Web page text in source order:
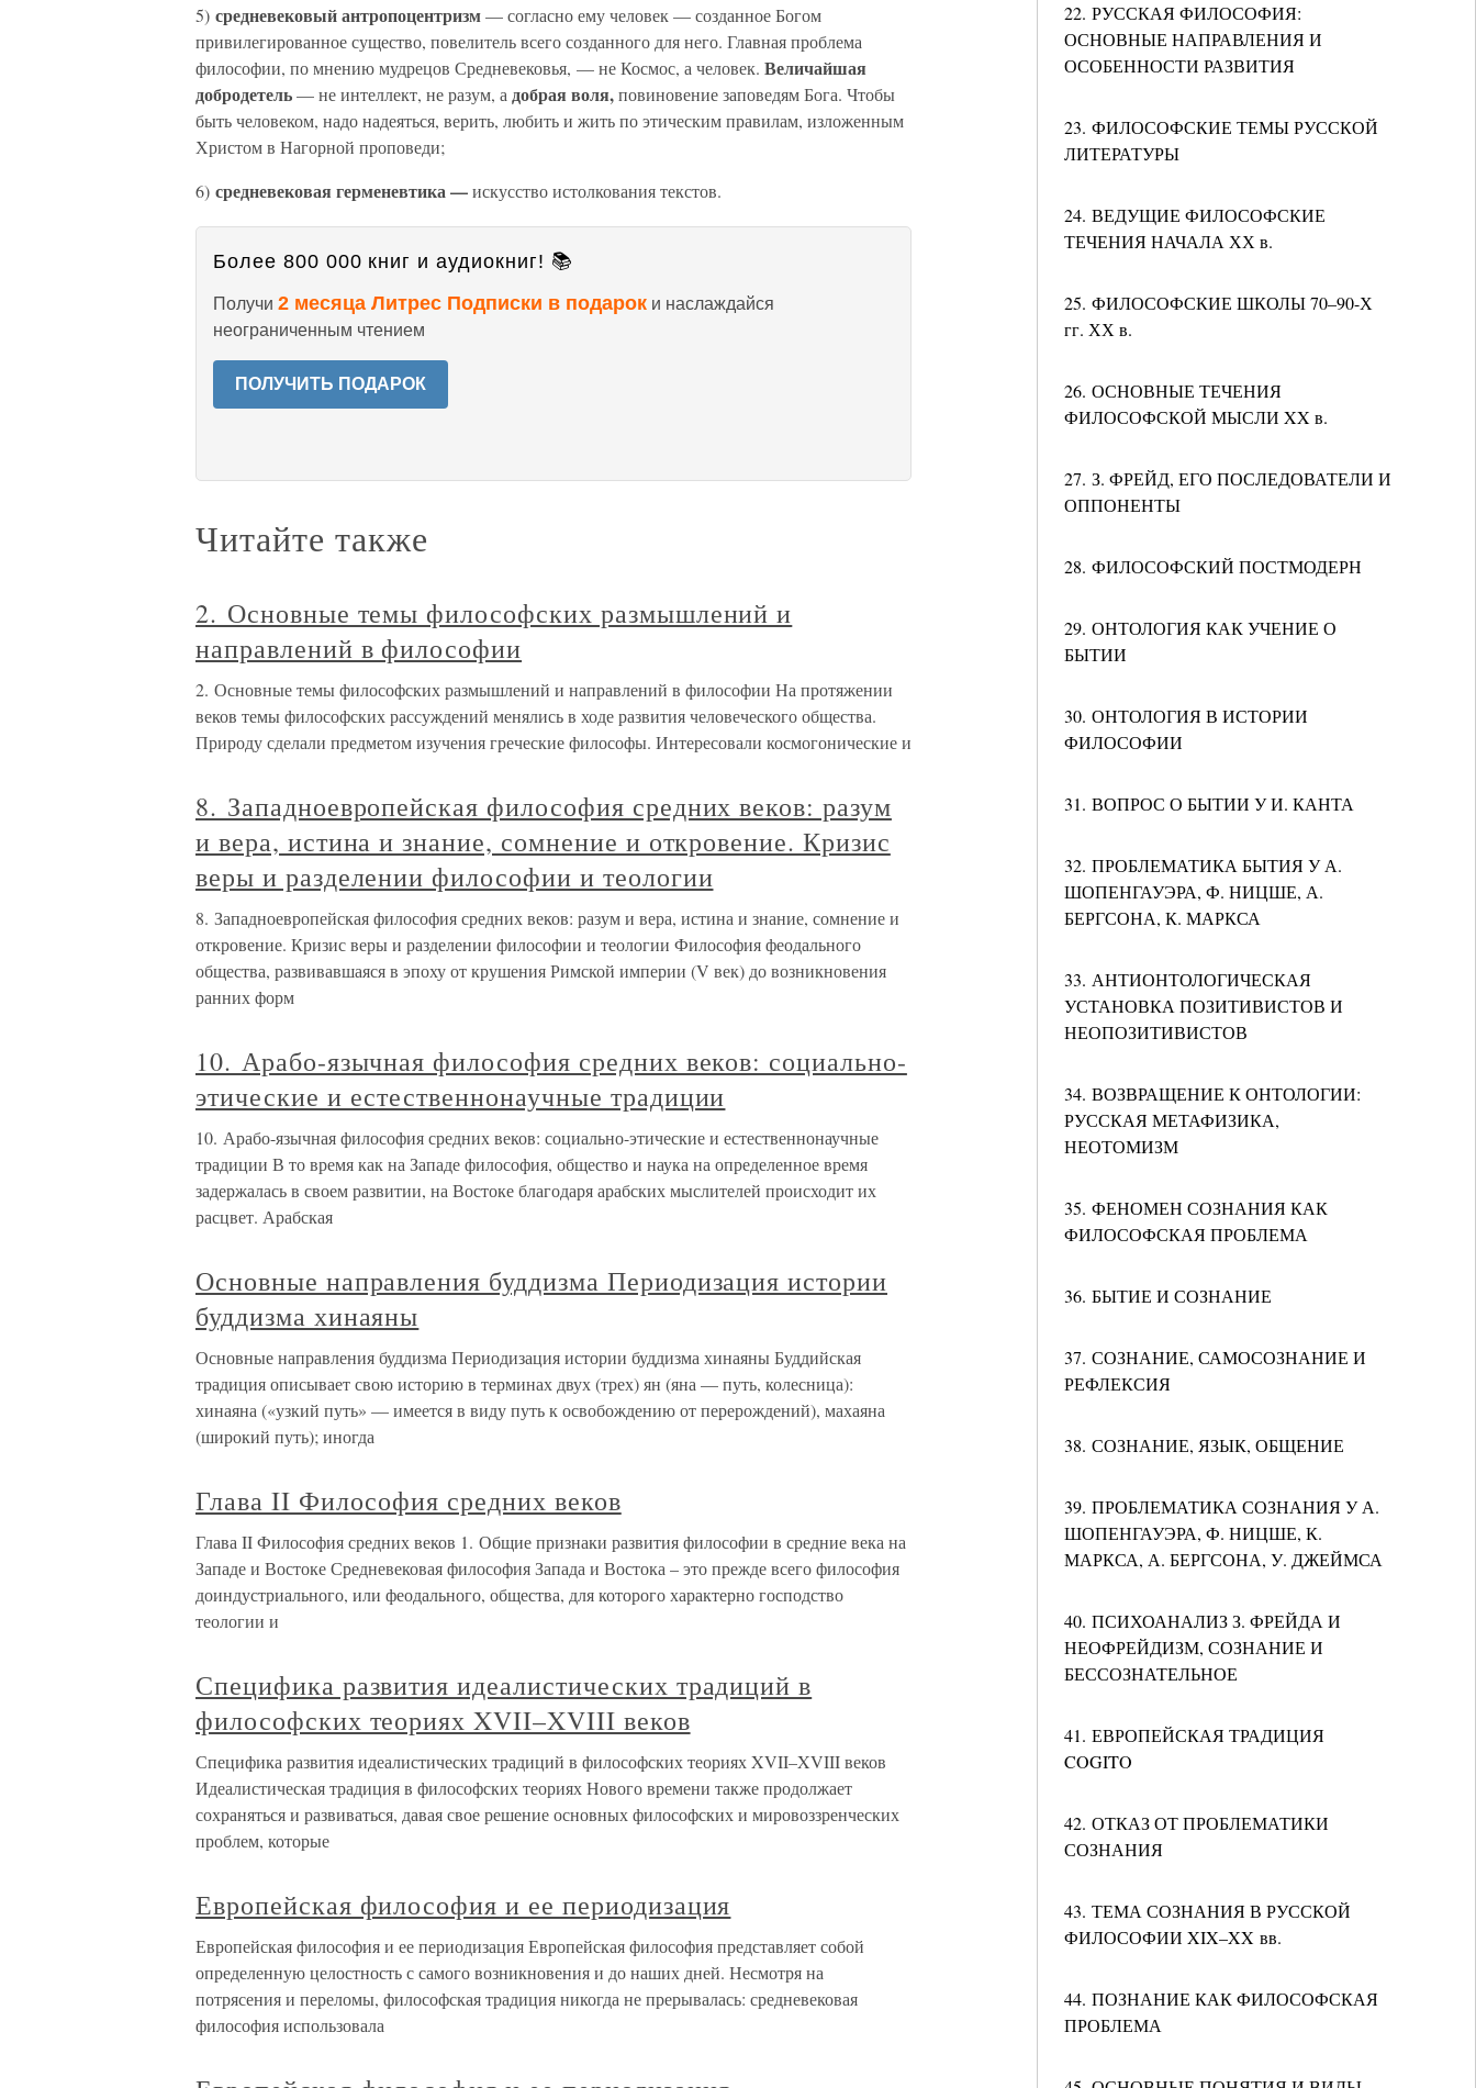
22. РУССКАЯ ФИЛОСОФИЯ:
ОСНОВНЫЕ НАПРАВЛЕНИЯ И
ОСОБЕННОСТИ РАЗВИТИЯ
23. ФИЛОСОФСКИЕ ТЕМЫ РУССКОЙ
ЛИТЕРАТУРЫ
24. ВЕДУЩИЕ ФИЛОСОФСКИЕ
ТЕЧЕНИЯ НАЧАЛА ХХ в.
25. ФИЛОСОФСКИЕ ШКОЛЫ 70–90-Х
гг. ХХ в.
26. ОСНОВНЫЕ ТЕЧЕНИЯ
ФИЛОСОФСКОЙ МЫСЛИ XX в.
27. З. ФРЕЙД, ЕГО ПОСЛЕДОВАТЕЛИ И
ОППОНЕНТЫ
28. ФИЛОСОФСКИЙ ПОСТМОДЕРН
29. ОНТОЛОГИЯ КАК УЧЕНИЕ О
БЫТИИ
30. ОНТОЛОГИЯ В ИСТОРИИ
ФИЛОСОФИИ
31. ВОПРОС О БЫТИИ У И. КАНТА
32. ПРОБЛЕМАТИКА БЫТИЯ У А.
ШОПЕНГАУЭРА, Ф. НИЦШЕ, А.
БЕРГСОНА, К. МАРКСА
33. АНТИОНТОЛОГИЧЕСКАЯ
УСТАНОВКА ПОЗИТИВИСТОВ И
НЕОПОЗИТИВИСТОВ
34. ВОЗВРАЩЕНИЕ К ОНТОЛОГИИ:
РУССКАЯ МЕТАФИЗИКА,
НЕОТОМИЗМ
35. ФЕНОМЕН СОЗНАНИЯ КАК
ФИЛОСОФСКАЯ ПРОБЛЕМА
36. БЫТИЕ И СОЗНАНИЕ
37. СОЗНАНИЕ, САМОСОЗНАНИЕ И
РЕФЛЕКСИЯ
38. СОЗНАНИЕ, ЯЗЫК, ОБЩЕНИЕ
39. ПРОБЛЕМАТИКА СОЗНАНИЯ У А.
ШОПЕНГАУЭРА, Ф. НИЦШЕ, К.
МАРКСА, А. БЕРГСОНА, У. ДЖЕЙМСА
40. ПСИХОАНАЛИЗ З. ФРЕЙДА И
НЕОФРЕЙДИЗМ, СОЗНАНИЕ И
БЕССОЗНАТЕЛЬНОЕ
41. ЕВРОПЕЙСКАЯ ТРАДИЦИЯ
COGITO
42. ОТКАЗ ОТ ПРОБЛЕМАТИКИ
СОЗНАНИЯ
43. ТЕМА СОЗНАНИЯ В РУССКОЙ
ФИЛОСОФИИ XIX–XX вв.
44. ПОЗНАНИЕ КАК ФИЛОСОФСКАЯ
ПРОБЛЕМА
5) средневековый антропоцентризм— согласно ему человек — созданное Богом
привилегированное существо, повелитель всего созданного для него. Главная проблема
философии, по мнению мудрецов Средневековья, — не Космос, а человек. Величайшая
добродетель— не интеллект, не разум, а добрая воля,повиновение заповедям Бога. Чтобы
быть человеком, надо надеяться, верить, любить и жить по этическим правилам, изложенным
Христом в Нагорной проповеди;
6) средневековая герменевтика —искусство истолкования текстов.
Более 800 000 книг и аудиокниг! 📚
Получи 2 месяца Литрес Подписки в подарок и наслаждайся
неограниченным чтением
ПОЛУЧИТЬ ПОДАРОК
Читайте также
2. Основные темы философских размышлений и
направлений в философии
2. Основные темы философских размышлений и направлений в философии На протяжении
веков темы философских рассуждений менялись в ходе развития человеческого общества.
Природу сделали предметом изучения греческие философы. Интересовали космогонические и
8. Западноевропейская философия средних веков: разум
и вера, истина и знание, сомнение и откровение. Кризис
веры и разделении философии и теологии
8. Западноевропейская философия средних веков: разум и вера, истина и знание, сомнение и
откровение. Кризис веры и разделении философии и теологии Философия феодального
общества, развивавшаяся в эпоху от крушения Римской империи (V век) до возникновения
ранних форм
10. Арабо-язычная философия средних веков: социально-
этические и естественнонаучные традиции
10. Арабо-язычная философия средних веков: социально-этические и естественнонаучные
традиции В то время как на Западе философия, общество и наука на определенное время
задержалась в своем развитии, на Востоке благодаря арабских мыслителей происходит их
расцвет. Арабская
Основные направления буддизма Периодизация истории
буддизма хинаяны
Основные направления буддизма Периодизация истории буддизма хинаяны Буддийская
традиция описывает свою историю в терминах двух (трех) ян (яна — путь, колесница):
хинаяна («узкий путь» — имеется в виду путь к освобождению от перерождений), махаяна
(широкий путь); иногда
Глава II Философия средних веков
Глава II Философия средних веков 1. Общие признаки развития философии в средние века на
Западе и Востоке Средневековая философия Запада и Востока – это прежде всего философия
доиндустриального, или феодального, общества, для которого характерно господство
теологии и
Специфика развития идеалистических традиций в
философских теориях XVII–XVIII веков
Специфика развития идеалистических традиций в философских теориях XVII–XVIII веков
Идеалистическая традиция в философских теориях Нового времени также продолжает
сохраняться и развиваться, давая свое решение основных философских и мировоззренческих
проблем, которые
Европейская философия и ее периодизация
Европейская философия и ее периодизация Европейская философия представляет собой
определенную целостность с самого возникновения и до наших дней. Несмотря на
потрясения и переломы, философская традиция никогда не прерывалась: средневековая
философия использовала